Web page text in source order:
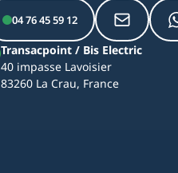
04 76 45 59 12
Transacpoint / Bis Electric
40 impasse Lavoisier
83260 La Crau, France